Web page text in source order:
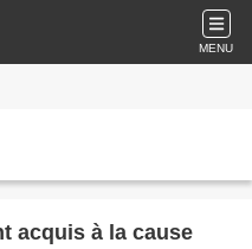
MENU
acquis à la cause